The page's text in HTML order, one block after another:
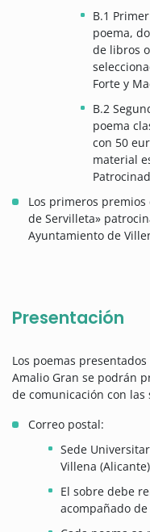
B.1
poema,
de libros
Forte y
B.2
poema
con 50
material
Los primeros
de Servilleta»
Ayuntamiento de
Presentación
Los poemas
Amalio Gran se podrán
de comunicación con
Correo postal:
Sede
Villena
El sobre debe
acompañado